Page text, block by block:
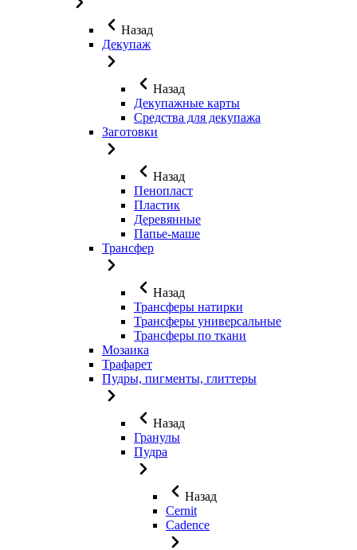
Назад
Декупаж
Назад
Декупажные карты
Средства для декупажа
Заготовки
Назад
Пенопласт
Пластик
Деревянные
Папье-маше
Трансфер
Назад
Трансферы натирки
Трансферы универсальные
Трансферы по ткани
Мозаика
Трафарет
Пудры, пигменты, глиттеры
Назад
Гранулы
Пудра
Назад
Cernit
Cadence